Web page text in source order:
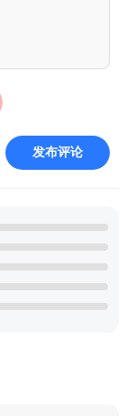
发布评论